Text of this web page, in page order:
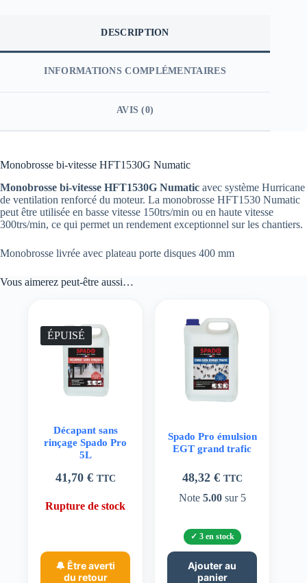
DESCRIPTION
INFORMATIONS COMPLÉMENTAIRES
AVIS (0)
Monobrosse bi-vitesse HFT1530G Numatic
Monobrosse bi-vitesse HFT1530G Numatic avec système Hurricane
de ventilation renforcé du moteur. La monobrosse HFT1530 Numatic
peut être utilisée en basse vitesse 150trs/min ou en haute vitesse
300trs/min, ce qui permet un rendement exceptionnel sur les chantiers.
Monobrosse livrée avec plateau porte disques 400 mm
Vous aimerez peut-être aussi…
ÉPUISÉ
Décapant sans
rinçage Spado Pro
5L
41,70 € TTC
Rupture de stock
🔔 Être averti
du retour
Spado Pro émulsion
EGT grand trafic
48,32 € TTC
Note 5.00sur 5
3 en stock
Ajouter au
panier